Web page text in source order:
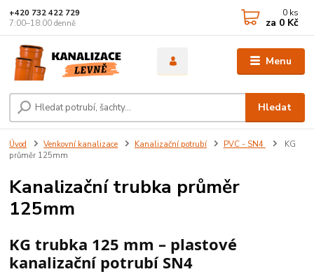
Menu
Hledat
+420 732 422 729
7:00–18:00 denně
0 ks
za 0 Kč
Úvod Venkovní kanalizace Kanalizační potrubí PVC - SN4
KG
průměr 125mm
Kanalizační trubka průměr
125mm
KG trubka 125 mm – plastové
kanalizační potrubí SN4